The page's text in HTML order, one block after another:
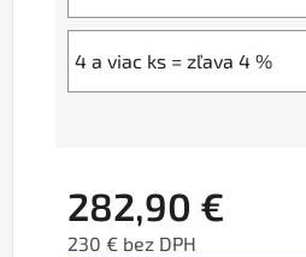
4 a viac ks = zľava 4 %
282,90 €
230 € bez DPH